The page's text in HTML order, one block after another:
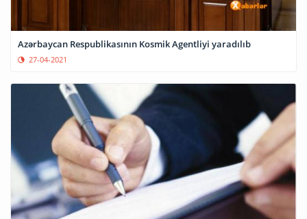
Azərbaycan Respublikasının Kosmik Agentliyi yaradılıb
27-04-2021